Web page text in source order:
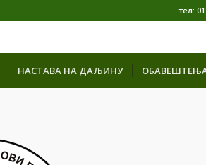
тел:
НАСТАВА НА ДАЉИНУ